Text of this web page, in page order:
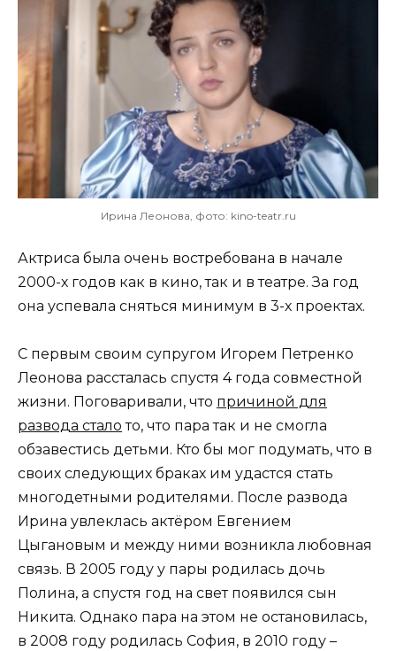
Ирина Леонова, фото: kino-teatr.ru
Актриса была очень востребована в начале
2000-х годов как в кино, так и в театре. За год
она успевала сняться минимум в 3-х проектах.
С первым своим супругом Игорем Петренко
Леонова рассталась спустя 4 года совместной
жизни. Поговаривали, что причиной для
развода стало то, что пара так и не смогла
обзавестись детьми. Кто бы мог подумать, что в
своих следующих браках им удастся стать
многодетными родителями. После развода
Ирина увлеклась актёром Евгением
Цыгановым и между ними возникла любовная
связь. В 2005 году у пары родилась дочь
Полина, а спустя год на свет появился сын
Никита. Однако пара на этом не остановилась,
в 2008 году родилась София, в 2010 году –